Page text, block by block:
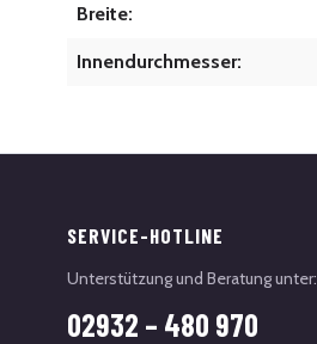
Breite:
Innendurchmesser:
SERVICE-HOTLINE
Unterstützung und Beratung unter:
02932 – 480 970